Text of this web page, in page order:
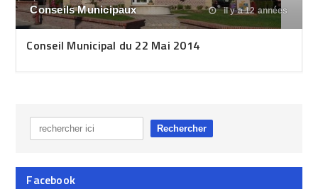
Conseils Municipaux il y a 12 années
Conseil Municipal du 22 Mai 2014
Facebook